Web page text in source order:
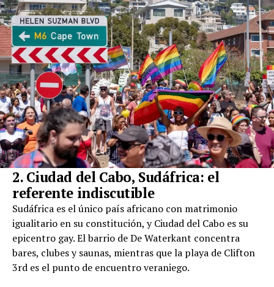
2. Ciudad del Cabo, Sudáfrica: el
referente indiscutible
Sudáfrica es el único país africano con matrimonio
igualitario en su constitución, y Ciudad del Cabo es su
epicentro gay. El barrio de De Waterkant concentra
bares, clubes y saunas, mientras que la playa de Clifton
3rd es el punto de encuentro veraniego.